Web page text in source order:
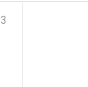
3